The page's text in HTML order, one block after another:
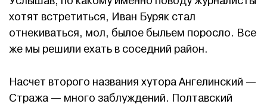
хотят встретиться, Иван Буряк стал
отнекиваться, мол, былое быльем поросло. Все
же мы решили ехать в соседний район.
Насчет второго названия хутора Ангелинский —
Стража — много заблуждений. Полтавский